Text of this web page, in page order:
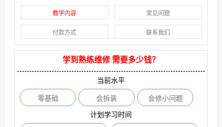
教学内容 常见问题
付款方式 联系我们
学到熟练维修 需要多少钱？
当前水平
零基础
会拆装
会修小问题
计划学习时间